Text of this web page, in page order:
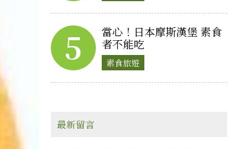
5
當心！日本摩斯漢堡 素食
者不能吃
素食旅遊
最新留言